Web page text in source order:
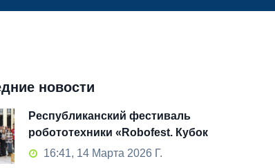
новости
Республиканский фестиваль
робототехники «Robofest. Кубок
Толтека» 2026: как это было
16:41, 14 Марта 2026 Г.